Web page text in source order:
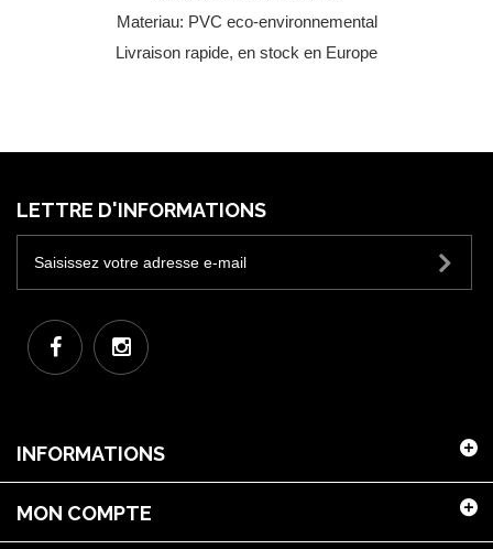
Materiau: PVC eco-environnemental
Livraison rapide, en stock en Europe
LETTRE D'INFORMATIONS
INFORMATIONS
MON COMPTE